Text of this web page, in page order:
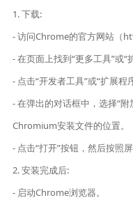
1. 下载:
- 访问Chrome的官方网站（
- 在页面上找到“更多工具”或“
- 点击“开发者工具”或“扩展程
- 在弹出的对话框中，选择“
Chromium安装文件的位置。
- 点击“打开”按钮，然后按照
2. 安装完成后:
- 启动Chrome浏览器。